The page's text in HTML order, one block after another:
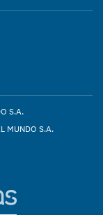
S.A.
MUNDO S.A.